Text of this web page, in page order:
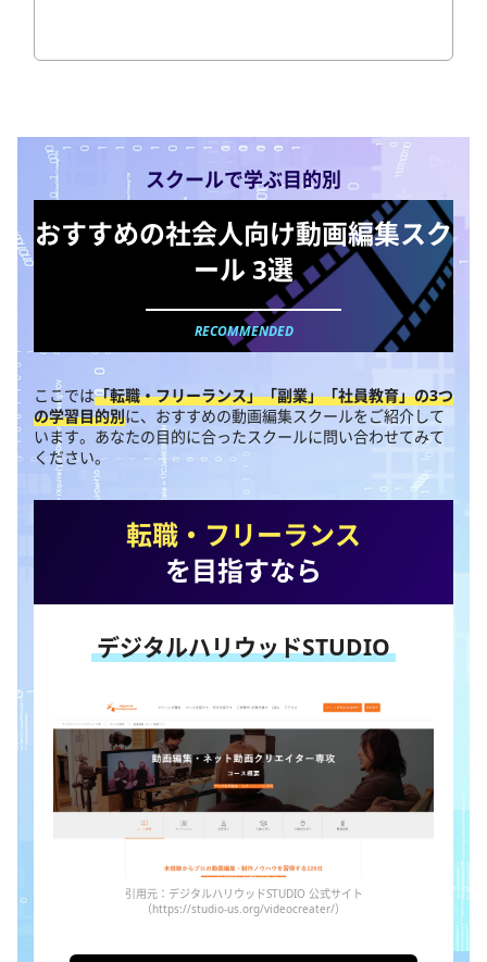
スクールで学ぶ目的別
おすすめの社会人向け動画編集スク
ール 3選
ここでは「転職・フリーランス」「副業」「社員教育」の3つ
の学習目的別に、おすすめの動画編集スクールをご紹介して
います。あなたの目的に合ったスクールに問い合わせてみて
ください。
転職・フリーランス
を目指すなら
デジタルハリウッドSTUDIO
引用元：デジタルハリウッドSTUDIO 公式サイト
（https://studio-us.org/videocreater/）